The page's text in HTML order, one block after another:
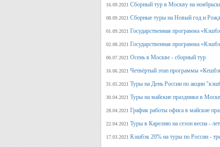
16.09.2021 Сборный тур в Москву на
08.09.2021 Сборные туры на Новый год и
01.09.2021 Государственная программа
02.08.2021 Государственная программа
06.07.2021 Осень в Москве - сборный тур
16.06.2021 Четвёртый этап программы
31.05.2021 Туры на День России по акции
30.04.2021 Туры на майские праздники в
28.04.2021 График работы офиса в майские
22.04.2021 Туры в Карелию на сезон весна -
17.03.2021 Кэшбэк 20% на туры по России -